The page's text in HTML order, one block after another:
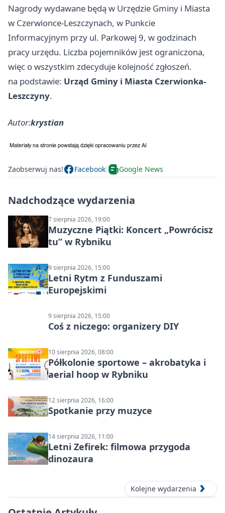
Nagrody wydawane będą w Urzędzie Gminy i Miasta
w Czerwionce-Leszczynach, w Punkcie
Informacyjnym przy ul. Parkowej 9, w godzinach
pracy urzędu. Liczba pojemników jest ograniczona,
więc o wszystkim zdecyduje kolejność zgłoszeń.
na podstawie: Urząd Gminy i Miasta Czerwionka-
Leszczyny.
Autor:krystian
Zaobserwuj nas! Facebook Google News
Nadchodzące wydarzenia
7 sierpnia 2026, 19:00
Muzyczne Piątki: Koncert „Powrócisz
tu” w Rybniku
9 sierpnia 2026, 15:00
Letni Rytm z Funduszami
Europejskimi
9 sierpnia 2026, 15:00
Coś z niczego: organizery DIY
10 sierpnia 2026, 08:00
Półkolonie sportowe – akrobatyka i
aerial hoop w Rybniku
12 sierpnia 2026, 16:00
Spotkanie przy muzyce
14 sierpnia 2026, 11:00
Letni Zefirek: filmowa przygoda
dinozaura
Kolejne wydarzenia